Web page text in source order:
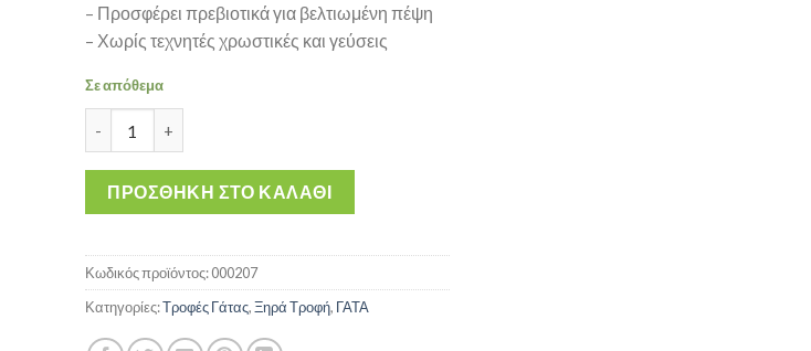
– Προσφέρει πρεβιοτικά για βελτιωμένη πέψη
– Χωρίς τεχνητές χρωστικές και γεύσεις
Σε απόθεμα
ΠΡΟΣΘΉΚΗ ΣΤΟ ΚΑΛΆΘΙ
Κωδικός προϊόντος:000207
Κατηγορίες:Τροφές Γάτας,Ξηρά Τροφή, ΓΑΤΑ